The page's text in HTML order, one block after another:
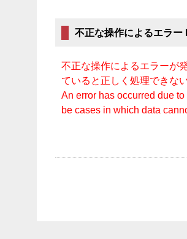
不正な操作によるエラ
不正な操作によるエラーが
ていると正しく処理できな
An error has occurred due
be cases in which data